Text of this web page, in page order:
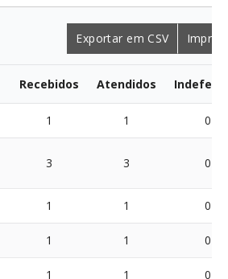
Exportar em CSV
Recebidos Atendidos
1 1 0
3 3 0
1 1 0
1 1 0
1 1 0